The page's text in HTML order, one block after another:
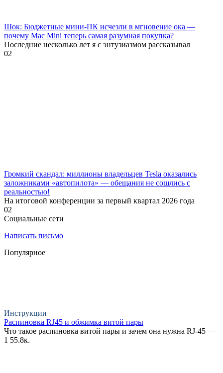
Шок: Бюджетные мини-ПК исчезли в мгновение ока —
почему Mac Mini теперь самая разумная покупка?
Последние несколько лет я с энтузиазмом рассказывал
02
Громкий скандал: миллионы владельцев Tesla оказались
заложниками «автопилота» — обещания не сошлись с
реальностью!
На итоговой конференции за первый квартал 2026 года
02
Социальные сети
Написать письмо
Популярное
Инструкции
Распиновка RJ45 и обжимка витой пары
Что такое распиновка витой пары и зачем она нужна RJ-45 —
1 55.8к.